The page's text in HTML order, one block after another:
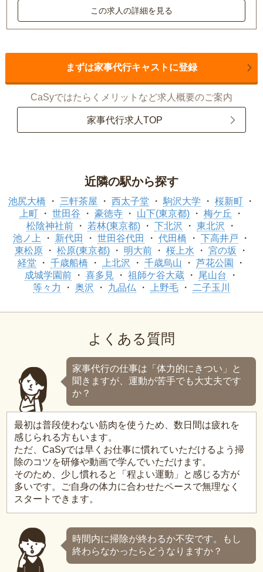
この求人の詳細を見る
まずは家事代行キャストに登録
CaSyではたらくメリットなど求人概要のご案内
家事代行求人TOP
近隣の駅から探す
池尻大橋 三軒茶屋 西太子堂 駒沢大学
桜新町
上町
世田谷 豪徳寺 山下(東京都)
梅ケ丘
松陰神社前
若林(東京都) 下北沢
東北沢
池ノ上
新代田 世田谷代田 代田橋
下高井戸
東松原
松原(東京都) 明大前 桜上水
宮の坂
経堂
千歳船橋 上北沢 千歳烏山
芦花公園
成城学園前
喜多見 祖師ケ谷大蔵
尾山台
等々力
奥沢 九品仏 上野毛 二子玉川
よくある質問
家事代行の仕事は「体力的にきつい」と
聞きますが、運動が苦手でも大丈夫です
か？
最初は普段使わない筋肉を使うため、数日間は疲れを
感じられる方もいます。
ただ、CaSyでは早くお仕事に慣れていただけるよう掃
除のコツを研修や動画で学んでいただけます。
そのため、少し慣れると「程よい運動」と感じる方が
多いです。ご自身の体力に合わせたペースで無理なく
スタートできます。
時間内に掃除が終わるか不安です。もし
終わらなかったらどうなりますか？